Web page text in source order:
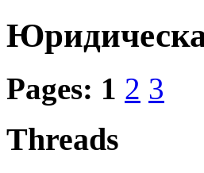
Pages: 1 2 3
Threads